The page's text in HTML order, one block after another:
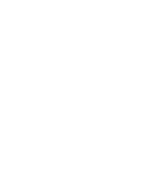
、獲取內幕消息以及讓
惠。